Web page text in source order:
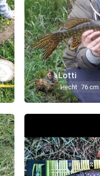
Lotti
Hecht 76 cm